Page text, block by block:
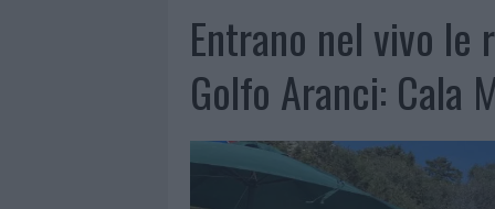
Entrano nel vivo le
Golfo Aranci: Cala